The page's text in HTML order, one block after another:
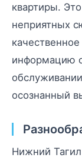
квартиры.
неприятных
информацию
осознанный
Нижний